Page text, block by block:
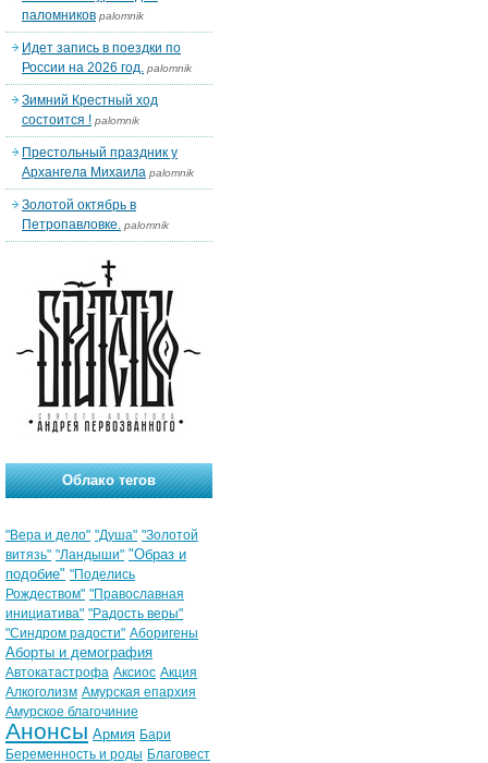
паломников palomnik
Идет запись в поездки по
России на 2026 год. palomnik
Зимний Крестный ход
состоится ! palomnik
Престольный праздник у
Архангела Михаила palomnik
Золотой октябрь в
Петропавловке. palomnik
Облако тегов
"Вера и дело" "Душа" "Золотой
витязь" "Ландыши" "Образ и
подобие" "Поделись
Рождеством" "Православная
инициатива" "Радость веры"
"Синдром радости" Аборигены
Аборты и демография
Автокатастрофа Аксиос Акция
Алкоголизм Амурская епархия
Амурское благочиние
Анонсы Армия Бари
Беременность и роды Благовест